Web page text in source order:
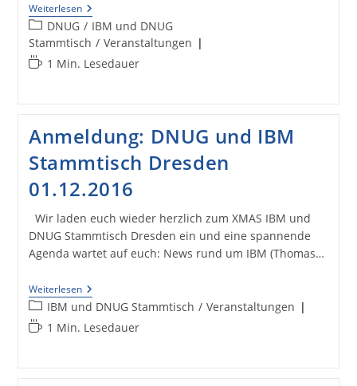
WeiterlesenUpdate
Agenda
Stammtisch
–
Pimp
Your
Developer
Beitrags-
Kategorie:
DNUG / IBM und DNUG
Stammtisch / Veranstaltungen
Lesedauer:
1 Min. Lesedauer
Anmeldung: DNUG und IBM
Stammtisch Dresden
01.12.2016
Wir laden euch wieder herzlich zum XMAS IBM und
DNUG Stammtisch Dresden ein und eine spannende
Agenda wartet auf euch: News rund um IBM (Thomas…
WeiterlesenAnmeldung:
DNUG
Und
IBM
Beitrags-
Kategorie:
IBM und DNUG Stammtisch / Veranstaltungen
Lesedauer:
1 Min. Lesedauer